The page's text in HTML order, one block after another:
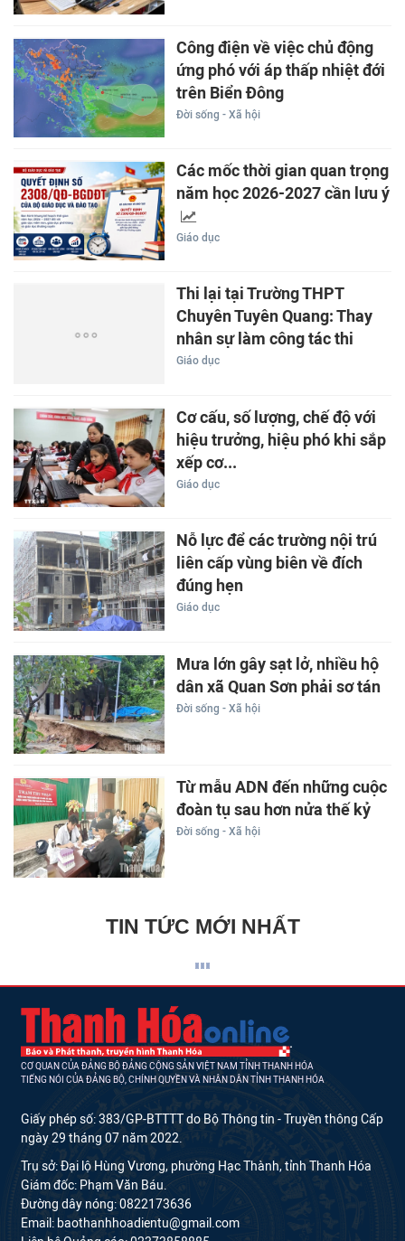
Công điện về việc chủ động
ứng phó với áp thấp nhiệt đới
trên Biển Đông
Đời sống - Xã hội
Các mốc thời gian quan trọng
năm học 2026-2027 cần lưu ý
Giáo dục
Thi lại tại Trường THPT
Chuyên Tuyên Quang: Thay
nhân sự làm công tác thi
Giáo dục
Cơ cấu, số lượng, chế độ với
hiệu trưởng, hiệu phó khi sắp
xếp cơ...
Giáo dục
Nỗ lực để các trường nội trú
liên cấp vùng biên về đích
đúng hẹn
Giáo dục
Mưa lớn gây sạt lở, nhiều hộ
dân xã Quan Sơn phải sơ tán
Đời sống - Xã hội
Từ mẫu ADN đến những cuộc
đoàn tụ sau hơn nửa thế kỷ
Đời sống - Xã hội
TIN TỨC MỚI NHẤT
CƠ QUAN CỦA ĐẢNG BỘ ĐẢNG CỘNG SẢN VIỆT NAM TỈNH THANH HÓA
TIẾNG NÓI CỦA ĐẢNG BỘ, CHÍNH QUYỀN VÀ NHÂN DÂN TỈNH THANH HÓA
Giấy phép số: 383/GP-BTTTT do Bộ Thông tin - Truyền thông Cấp
ngày 29 tháng 07 năm 2022.
Trụ sở: Đại lộ Hùng Vương, phường Hạc Thành, tỉnh Thanh Hóa
Giám đốc: Phạm Văn Báu.
Đường dây nóng: 0822173636
Email: baothanhhoadientu@gmail.com